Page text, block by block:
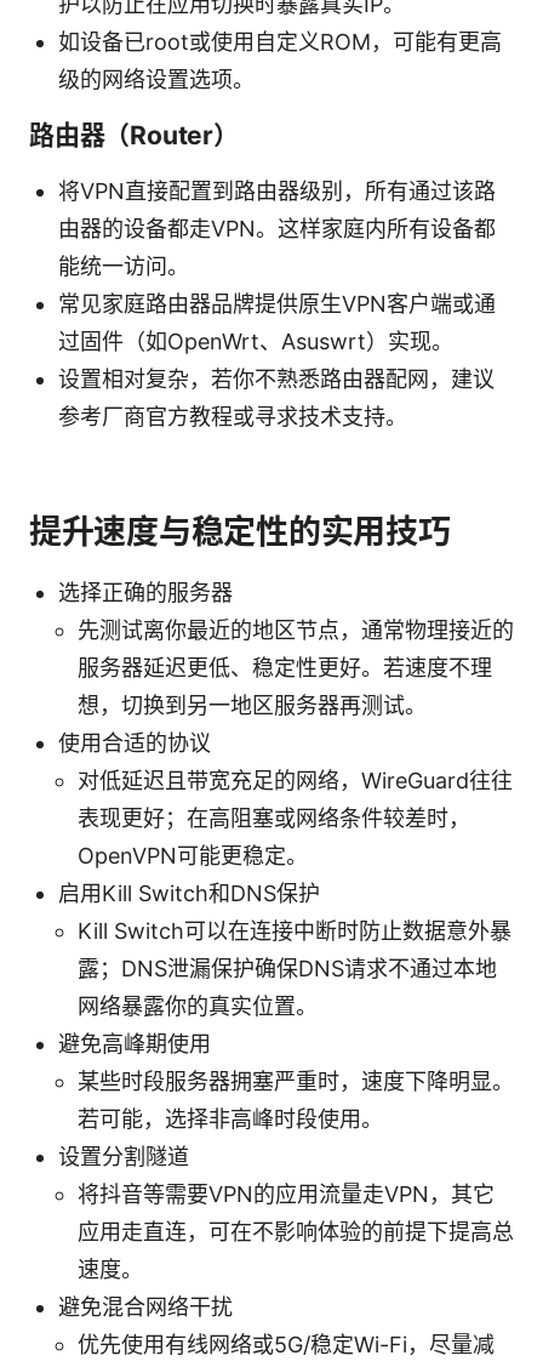
如设备已root或使用自定义ROM，可能有更高
级的网络设置选项。
路由器（Router）
将VPN直接配置到路由器级别，所有通过该路
由器的设备都走VPN。这样家庭内所有设备都
能统一访问。
常见家庭路由器品牌提供原生VPN客户端或通
过固件（如OpenWrt、Asuswrt）实现。
设置相对复杂，若你不熟悉路由器配网，建议
参考厂商官方教程或寻求技术支持。
提升速度与稳定性的实用技巧
选择正确的服务器
先测试离你最近的地区节点，通常物理接近的
服务器延迟更低、稳定性更好。若速度不理
想，切换到另一地区服务器再测试。
使用合适的协议
对低延迟且带宽充足的网络，WireGuard往往
表现更好；在高阻塞或网络条件较差时，
OpenVPN可能更稳定。
启用Kill Switch和DNS保护
Kill Switch可以在连接中断时防止数据意外暴
露；DNS泄漏保护确保DNS请求不通过本地
网络暴露你的真实位置。
避免高峰期使用
某些时段服务器拥塞严重时，速度下降明显。
若可能，选择非高峰时段使用。
设置分割隧道
将抖音等需要VPN的应用流量走VPN，其它
应用走直连，可在不影响体验的前提下提高总
速度。
避免混合网络干扰
优先使用有线网络或5G/稳定Wi-Fi，尽量减